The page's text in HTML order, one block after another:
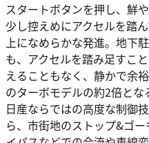
スタートボタンを押し、鮮
少し控えめにアクセルを踏
上になめらかな発進。地下
も、アクセルを踏み足すこ
えることもなく、静かで余
のターボモデルの約2倍とな
日産ならではの高度な制御
ら、市街地のストップ&ゴ